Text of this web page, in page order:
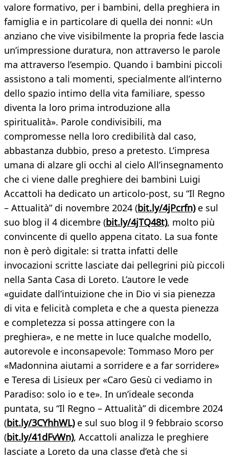
valore formativo, per i bambini, della preghiera in
famiglia e in particolare di quella dei nonni: «Un
anziano che vive visibilmente la propria fede lascia
un’impressione duratura, non attraverso le parole
ma attraverso l’esempio. Quando i bambini piccoli
assistono a tali momenti, specialmente all’interno
dello spazio intimo della vita familiare, spesso
diventa la loro prima introduzione alla
spiritualità». Parole condivisibili, ma
compromesse nella loro credibilità dal caso,
abbastanza dubbio, preso a pretesto. L’impresa
umana di alzare gli occhi al cielo All’insegnamento
che ci viene dalle preghiere dei bambini Luigi
Accattoli ha dedicato un articolo-post, su “Il Regno
– Attualità” di novembre 2024 (bit.ly/4jPcrfn)e sul
suo blog il 4 dicembre (bit.ly/4jTQ48t), molto più
convincente di quello appena citato. La sua fonte
non è però digitale: si tratta infatti delle
invocazioni scritte lasciate dai pellegrini più piccoli
nella Santa Casa di Loreto. L’autore le vede
«guidate dall’intuizione che in Dio vi sia pienezza
di vita e felicità completa e che a questa pienezza
e completezza si possa attingere con la
preghiera», e ne mette in luce qualche modello,
autorevole e inconsapevole: Tommaso Moro per
«Madonnina aiutami a sorridere e a far sorridere»
e Teresa di Lisieux per «Caro Gesù ci vediamo in
Paradiso: solo io e te». In un’ideale seconda
puntata, su “Il Regno – Attualità” di dicembre 2024
(bit.ly/3CYhhWL)e sul suo blog il 9 febbraio scorso
(bit.ly/41dFvWn), Accattoli analizza le preghiere
lasciate a Loreto da una classe d’età che si